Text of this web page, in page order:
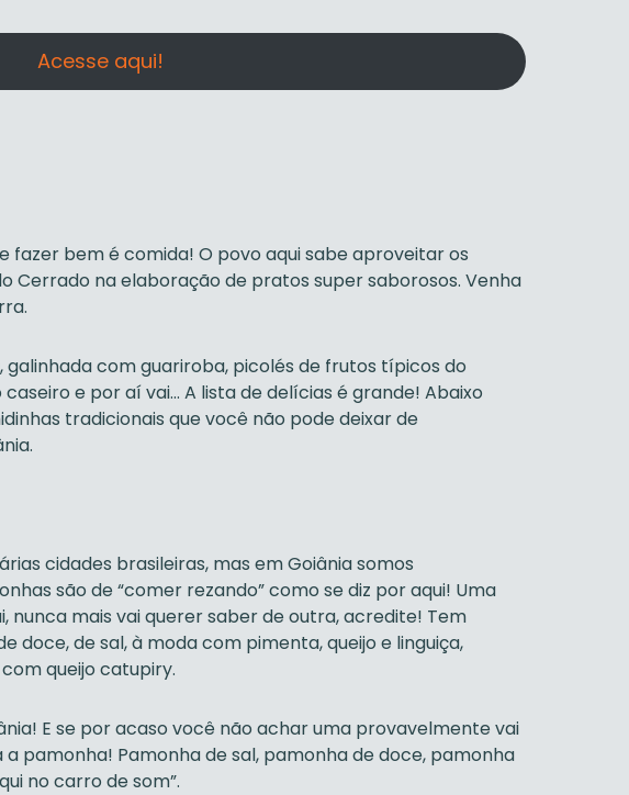
Acesse aqui!
fazer bem é comida! O povo aqui sabe aproveitar os
Cerrado na elaboração de pratos super saborosos. Venha
com guariroba, picolés de frutos típicos do
caseiro e por aí vai… A lista de delícias é grande! Abaixo
tradicionais que você não pode deixar de
cidades brasileiras, mas em Goiânia somos
são de “comer rezando” como se diz por aqui! Uma
nunca mais vai querer saber de outra, acredite! Tem
doce, de sal, à moda com pimenta, queijo e linguiça,
queijo catupiry.
E se por acaso você não achar uma provavelmente vai
pamonha! Pamonha de sal, pamonha de doce, pamonha
no carro de som”.